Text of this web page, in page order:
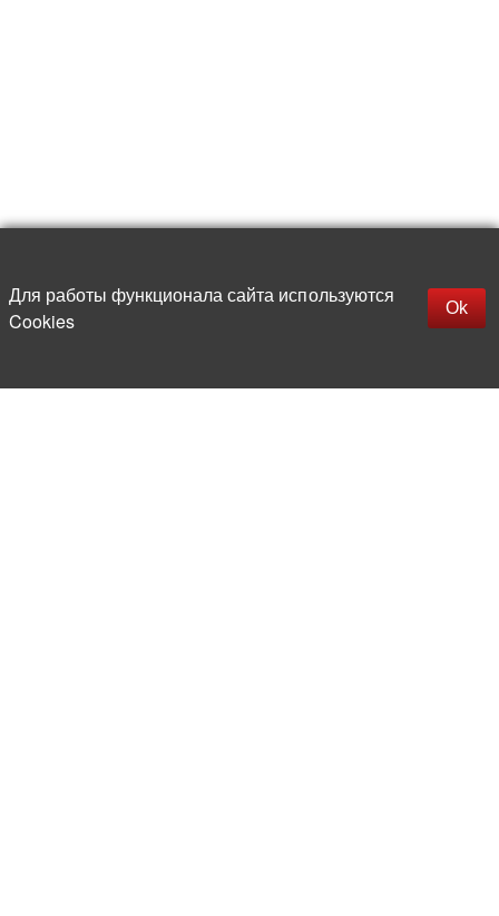
Для работы функционала сайта используются
Cookies
Ok